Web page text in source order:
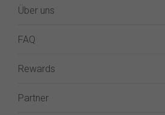
Über uns
FAQ
Rewards
Partner